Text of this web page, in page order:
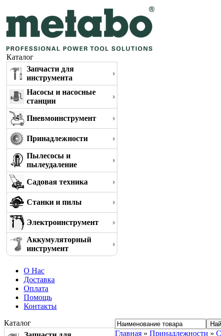
Каталог
Запчасти для
инструмента
Насосы и насосные
станции
Пневмоинструмент
Принадлежности
Пылесосы и
пылеудаление
Садовая техника
Станки и пилы
Электроинструмент
Аккумуляторный
инструмент
О Нас
Доставка
Оплата
Помощь
Контакты
Каталог
Главная » Принадлежности »